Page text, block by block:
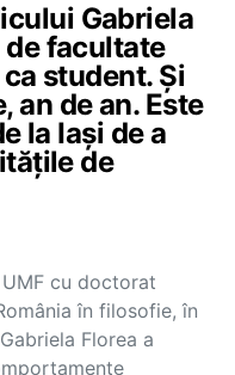
Gabriela
de facultate
student. Și
an de an. Este
la Iași de a
de
cu doctorat
în filosofie, în
Florea a